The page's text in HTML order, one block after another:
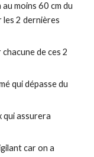
moins 60 cm du
2 dernières
de ces 2
qui dépasse du
qui assurera
car on a